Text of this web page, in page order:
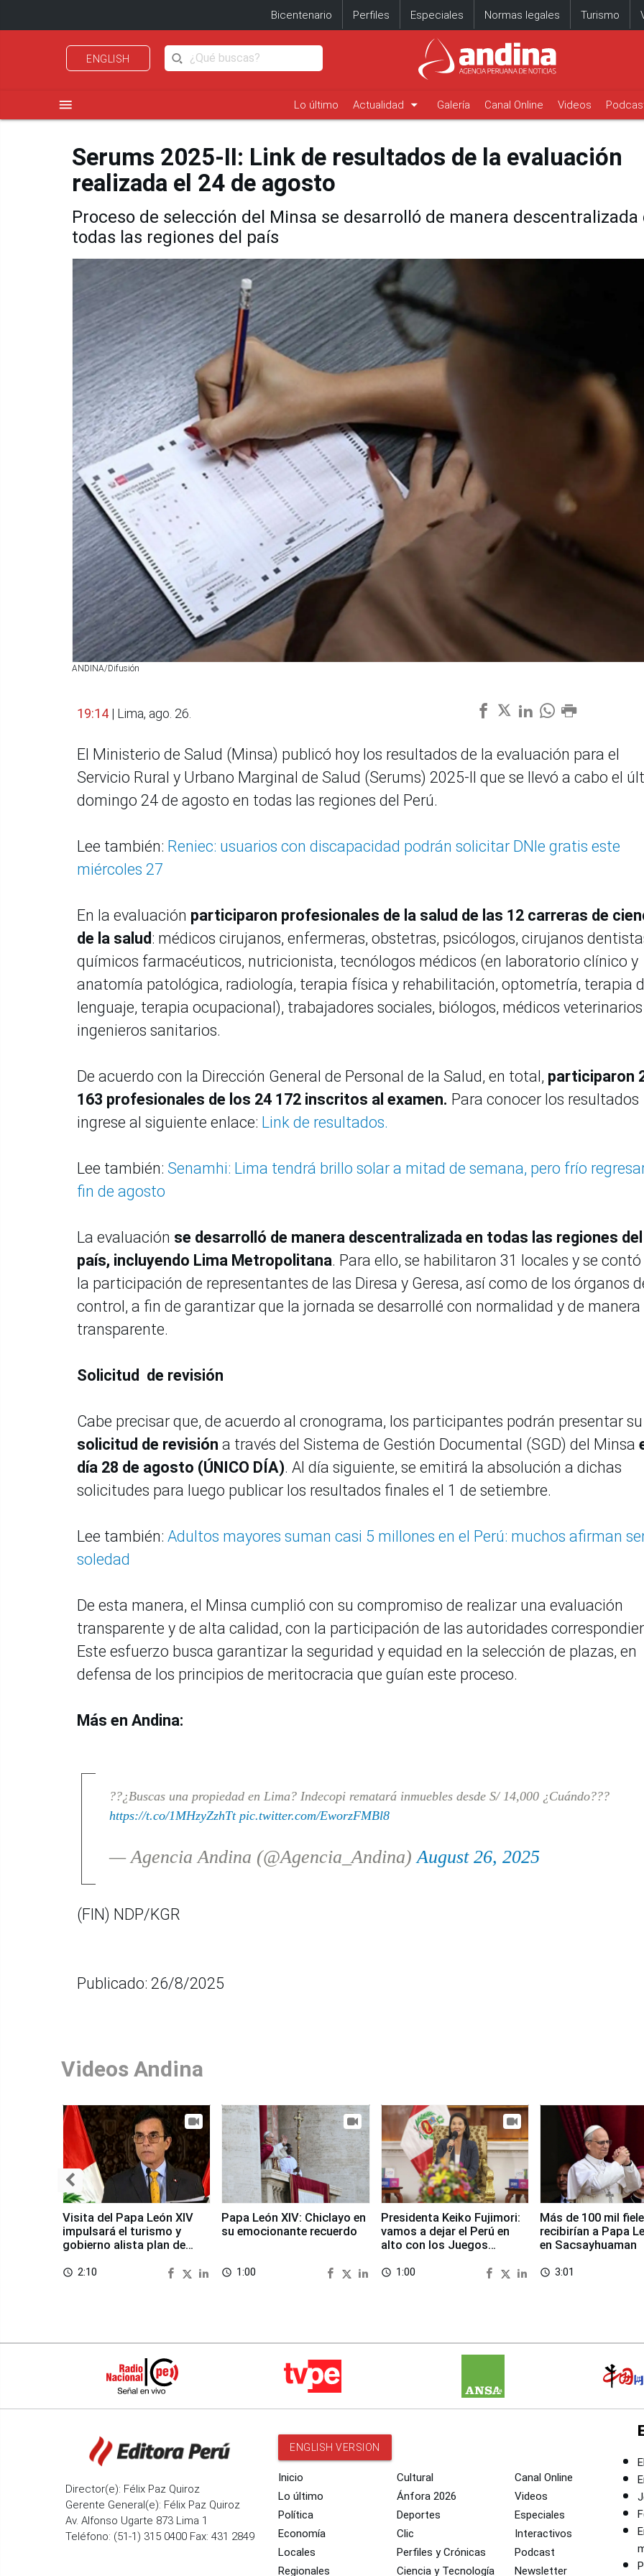
Bicentenario Perfiles Especiales Normas legales Turismo
ENGLISH
menu Lo último Actualidad arrow_drop_down Galería Canal Online Videos
Serums 2025-II: Link de resultados de la evaluación
realizada el 24 de agosto
Proceso de selección del Minsa se desarrolló de manera descentralizada
todas las regiones del país
ANDINA/Difusión
19:14 | Lima, ago. 26.
El Ministerio de Salud (Minsa) publicó hoy los resultados de la evaluación para el
Servicio Rural y Urbano Marginal de Salud (Serums) 2025-II que se llevó a cabo el
domingo 24 de agosto en todas las regiones del Perú.
Lee también: Reniec: usuarios con discapacidad podrán solicitar DNIe gratis este
miércoles 27
En la evaluación participaron profesionales de la salud de las 12 carreras de
de la salud : médicos cirujanos, enfermeras, obstetras, psicólogos, cirujanos
químicos farmacéuticos, nutricionista, tecnólogos médicos (en laboratorio clínico y
anatomía patológica, radiología, terapia física y rehabilitación, optometría, terapia
lenguaje, terapia ocupacional), trabajadores sociales, biólogos, médicos veterinarios
ingenieros sanitarios.
De acuerdo con la Dirección General de Personal de la Salud, en total, participaron
163 profesionales de los 24 172 inscritos al examen. Para conocer los resultados
ingrese al siguiente enlace: Link de resultados.
Lee también: Senamhi: Lima tendrá brillo solar a mitad de semana, pero frío
fin de agosto
La evaluación se desarrolló de manera descentralizada en todas las regiones del
país, incluyendo Lima Metropolitana. Para ello, se habilitaron 31 locales y se contó
la participación de representantes de las Diresa y Geresa, así como de los órganos
control, a fin de garantizar que la jornada se desarrollé con normalidad y de manera
transparente.
Solicitud de revisión
Cabe precisar que, de acuerdo al cronograma, los participantes podrán presentar su
solicitud de revisión a través del Sistema de Gestión Documental (SGD) del Minsa
día 28 de agosto (ÚNICO DÍA). Al día siguiente, se emitirá la absolución a dichas
solicitudes para luego publicar los resultados finales el 1 de setiembre.
Lee también: Adultos mayores suman casi 5 millones en el Perú: muchos afirman
soledad
De esta manera, el Minsa cumplió con su compromiso de realizar una evaluación
transparente y de alta calidad, con la participación de las autoridades
Este esfuerzo busca garantizar la seguridad y equidad en la selección de plazas, en
defensa de los principios de meritocracia que guían este proceso.
Más en Andina:
??¿Buscas una propiedad en Lima? Indecopi rematará inmuebles desde S/ 14,000 ¿Cuándo???
https://t.co/1MHzyZzhTt pic.twitter.com/EworzFMBl8
— Agencia Andina (@Agencia_Andina)August 26, 2025
(FIN) NDP/KGR
Publicado: 26/8/2025
Videos Andina
Visita del Papa León XIV
impulsará el turismo y
gobierno alista plan de
access_time 2:10
Papa León XIV: Chiclayo en
su emocionante recuerdo
access_time 1:00
Presidenta Keiko Fujimori:
vamos a dejar el Perú en
alto con los Juegos
access_time 1:00
Más de 100 mil
recibirían a Papa
en Sacsayhuaman
access_time 3:01
Director(e): Félix Paz Quiroz
Gerente General(e): Félix Paz Quiroz
Av. Alfonso Ugarte 873 Lima 1
Teléfono: (51-1) 315 0400 Fax: 431 2849
ENGLISH VERSION
Inicio
Lo último
Política
Economía
Locales
Regionales
Cultural
Ánfora 2026
Deportes
Clic
Perfiles y Crónicas
Ciencia y Tecnología
Canal Online
Videos
Especiales
Interactivos
Podcast
Newsletter